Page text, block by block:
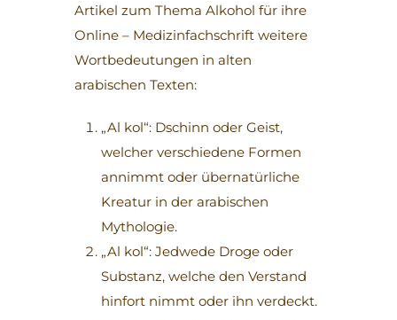
Artikel zum Thema Alkohol für ihre
Online – Medizinfachschrift weitere
Wortbedeutungen in alten
arabischen Texten:
„Al kol“: Dschinn oder Geist,
welcher verschiedene Formen
annimmt oder übernatürliche
Kreatur in der arabischen
Mythologie.
„Al kol“: Jedwede Droge oder
Substanz, welche den Verstand
hinfort nimmt oder ihn verdeckt.